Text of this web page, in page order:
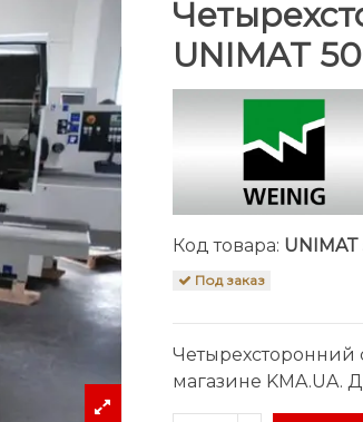
UNIMAT
Код товара:
Под заказ
Четырехсторонний
магазине KMA.UA.